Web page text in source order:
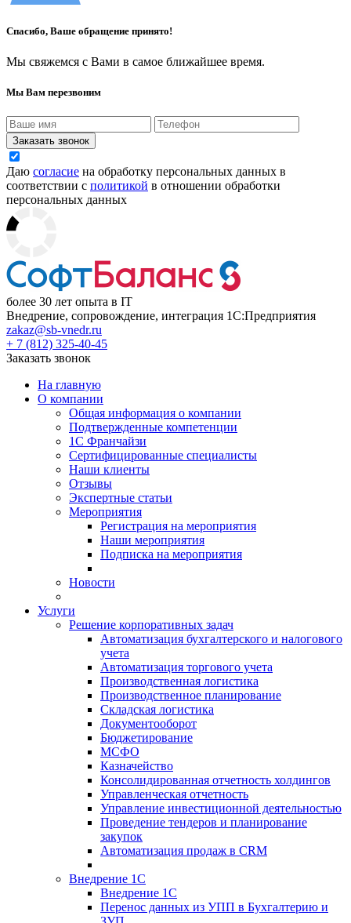
Спасибо, Ваше обращение принято!
Мы свяжемся с Вами в самое ближайшее время.
Мы Вам перезвоним
Заказать звонок
Даю согласие на обработку персональных данных в
соответствии с политикой в отношении обработки
персональных данных
более 30 лет опыта в IT
Внедрение, сопровождение, интеграция 1С:Предприятия
zakaz@sb-vnedr.ru
+ 7 (812) 325-40-45
Заказать звонок
На главную
О компании
Общая информация о компании
Подтвержденные компетенции
1С Франчайзи
Сертифицированные специалисты
Наши клиенты
Отзывы
Экспертные статьи
Мероприятия
Регистрация на мероприятия
Наши мероприятия
Подписка на мероприятия
Новости
Услуги
Решение корпоративных задач
Автоматизация бухгалтерского и налогового
учета
Автоматизация торгового учета
Производственная логистика
Производственное планирование
Складская логистика
Документооборот
Бюджетирование
МСФО
Казначейство
Консолидированная отчетность холдингов
Управленческая отчетность
Управление инвестиционной деятельностью
Проведение тендеров и планирование
закупок
Автоматизация продаж в CRM
Внедрение 1С
Внедрение 1С
Перенос данных из УПП в Бухгалтерию и